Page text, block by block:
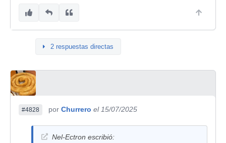
2 respuestas directas
#4828 por Churrero el 15/07/2025
Nel-Ectron escribió: